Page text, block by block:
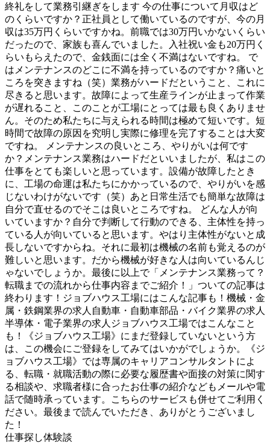
終礼をして業務引継ぎをします 今の仕事について月収はど
のくらいですか？正社員として働いているのですが、今の月
収は35万円くらいですかね。前職では30万円いかないくらい
だったので、家族も喜んでいました。入社祝い金も20万円く
らいもらえたので、金銭面には全く不満はないですね。 で
はメンテナンスのどこに不満を持っているのですか？痛いと
ころを突きますね（笑）業務がハードだということ、これに
尽きると思います。故障によって生産ラインが止まって作業
が遅れること、このことが工場にとっては最も良くありませ
ん。そのため私たちに与えられる時間は極めて短いです。短
時間で故障の原因を究明し実際に修理を完了することは大変
ですね。 メンテナンスの良いところ、やりがいは何です
か？メンテナンス業務はハードだといいましたが、私はこの
仕事をとても楽しいと思っています。設備が故障したとき
に、工場の命運は私たちにかかっているので、やりがいを感
じないわけがないです（笑）あと日常生活でも簡単な故障は
自分で直せるのでそこは良いところですね。 どんな人が向
いていますか？自分で判断して行動のできる、主体性を持っ
ている人が向いていると思います。やはり主体性がないと成
長しないですからね。それに最初は機械の名前も覚えるのが
難しいと思います。だから機械が好きな人は向いているんじ
ゃないでしょうか。最後に以上で「メンテナンス業務って？
転職までの流れから仕事内容までご紹介！」ついての記事は
終わります！ジョブハウス工場にはこんな記事も！機械・金
属・鉄鋼業界の求人自動車・自動車部品・バイク業界の求人
半導体・電子業界の求人ジョブハウス工場ではこんなこと
も！《ジョブハウス工場》にまだ登録していないという方
は、この機会にご登録をしてみてはいかがでしょうか。《ジ
ョブハウス工場》では専属のキャリアコンサルタントによ
る、転職・就職活動の際に必要な履歴書や面接の対策に関す
る相談や、求職者様に合ったお仕事の紹介などもメールや電
話で随時承っています。こちらのサービスも併せてご利用く
ださい。最後まで読んでいただき、ありがとうございまし
た！
仕事探し体験談